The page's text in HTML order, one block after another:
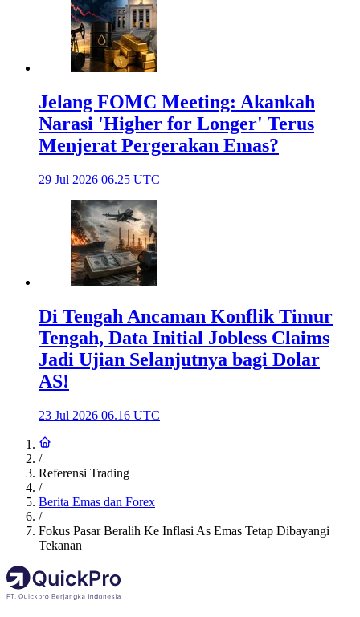
Jelang FOMC Meeting: Akankah
Narasi 'Higher for Longer' Terus
Menjerat Pergerakan Emas?
29 Jul 2026 06.25 UTC
Di Tengah Ancaman Konflik Timur
Tengah, Data Initial Jobless Claims
Jadi Ujian Selanjutnya bagi Dolar
AS!
23 Jul 2026 06.16 UTC
/
Referensi Trading
/
Berita Emas dan Forex
/
Fokus Pasar Beralih Ke Inflasi As Emas Tetap Dibayangi
Tekanan